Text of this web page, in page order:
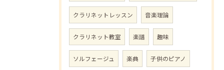
クラリネットレッスン 音楽理論
クラリネット教室 楽譜 趣味
ソルフェージュ 楽典 子供のピアノ